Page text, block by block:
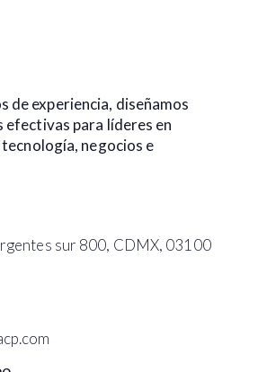
de experiencia, diseñamos
para líderes en
negocios e
sur 800, CDMX, 03100